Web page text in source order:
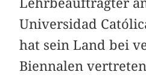
Lehrbeauftragter
Universidad
hat sein Land bei
Biennalen